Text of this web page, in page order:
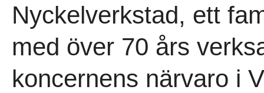
Nyckelverkstad, ett
med över 70 års
koncernens närvaro i